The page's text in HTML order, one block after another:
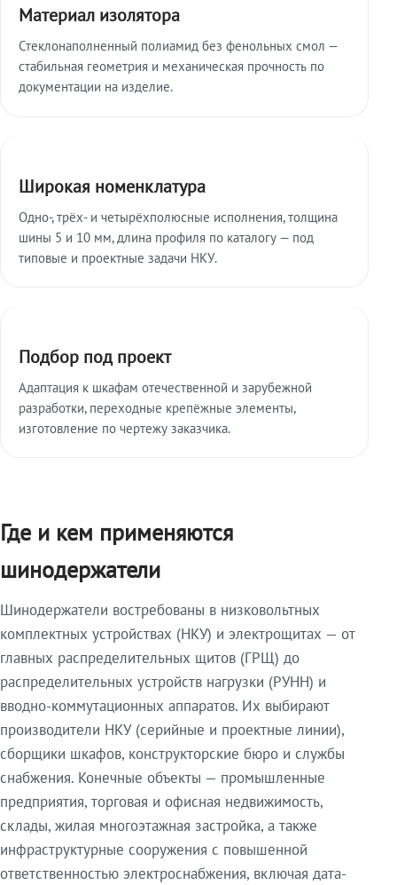
Материал изолятора
Стеклонаполненный полиамид без фенольных смол —
стабильная геометрия и механическая прочность по
документации на изделие.
Широкая номенклатура
Одно-, трёх- и четырёхполюсные исполнения, толщина
шины 5 и 10 мм, длина профиля по каталогу — под
типовые и проектные задачи НКУ.
Подбор под проект
Адаптация к шкафам отечественной и зарубежной
разработки, переходные крепёжные элементы,
изготовление по чертежу заказчика.
Где и кем применяются
шинодержатели
Шинодержатели востребованы в низковольтных
комплектных устройствах (НКУ) и электрощитах — от
главных распределительных щитов (ГРЩ) до
распределительных устройств нагрузки (РУНН) и
вводно-коммутационных аппаратов. Их выбирают
производители НКУ (серийные и проектные линии),
сборщики шкафов, конструкторские бюро и службы
снабжения. Конечные объекты — промышленные
предприятия, торговая и офисная недвижимость,
склады, жилая многоэтажная застройка, а также
инфраструктурные сооружения с повышенной
ответственностью электроснабжения, включая дата-